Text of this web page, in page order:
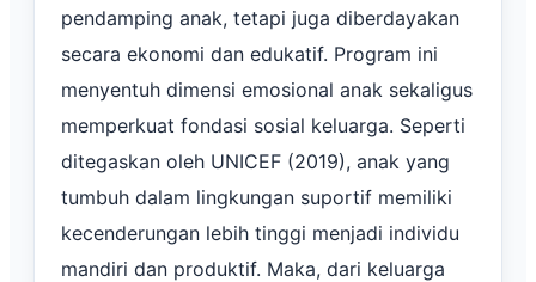
pendamping anak, tetapi juga diberdayakan
secara ekonomi dan edukatif. Program ini
menyentuh dimensi emosional anak sekaligus
memperkuat fondasi sosial keluarga. Seperti
ditegaskan oleh UNICEF (2019), anak yang
tumbuh dalam lingkungan suportif memiliki
kecenderungan lebih tinggi menjadi individu
mandiri dan produktif. Maka, dari keluarga